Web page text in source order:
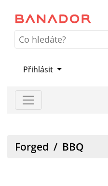
Přihlásit
Forged / BBQ